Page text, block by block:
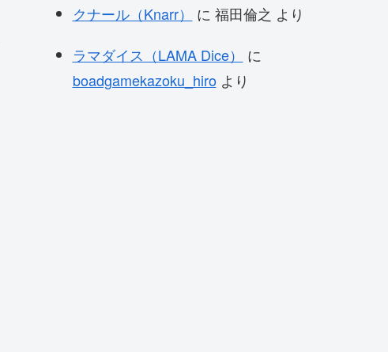
クナール（Knarr）
に 福田倫之 より
ラマダイス（LAMA Dice）
に
boadgamekazoku_hiroより